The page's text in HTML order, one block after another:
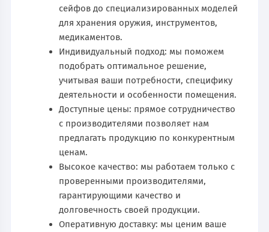
сейфов до специализированных моделей
для хранения оружия, инструментов,
медикаментов.
Индивидуальный подход: мы поможем
подобрать оптимальное решение,
учитывая ваши потребности, специфику
деятельности и особенности помещения.
Доступные цены: прямое сотрудничество
с производителями позволяет нам
предлагать продукцию по конкурентным
ценам.
Высокое качество: мы работаем только с
проверенными производителями,
гарантирующими качество и
долговечность своей продукции.
Оперативную доставку: мы ценим ваше